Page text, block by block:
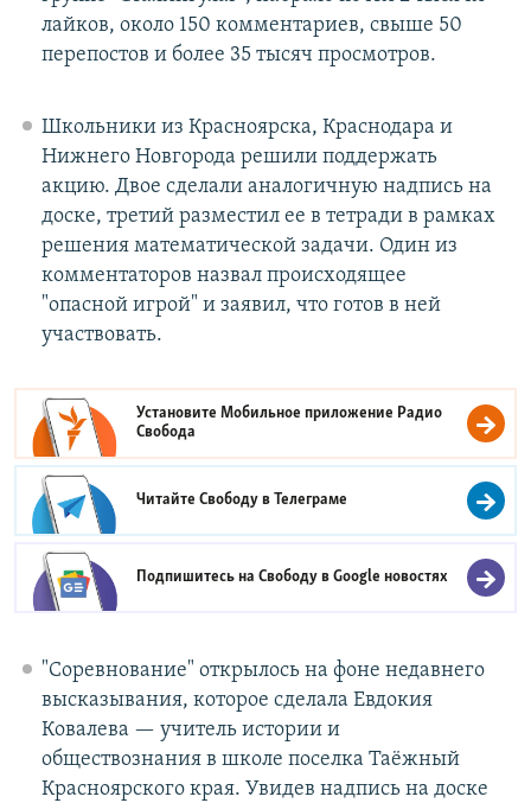
лайков, около 150 комментариев, свыше 50
перепостов и более 35 тысяч просмотров.
Школьники из Красноярска, Краснодара и
Нижнего Новгорода решили поддержать
акцию. Двое сделали аналогичную надпись на
доске, третий разместил ее в тетради в рамках
решения математической задачи. Один из
комментаторов назвал происходящее
"опасной игрой" и заявил, что готов в ней
участвовать.
Установите Мобильное приложение Радио
Свобода
Читайте Свободу вТелеграме
Подпишитесь на Свободу вGoogle новостях
"Соревнование" открылось на фоне недавнего
высказывания, которое сделала Евдокия
Ковалева — учитель истории и
обществознания в школе поселка Таёжный
Красноярского края. Увидев надпись на доске